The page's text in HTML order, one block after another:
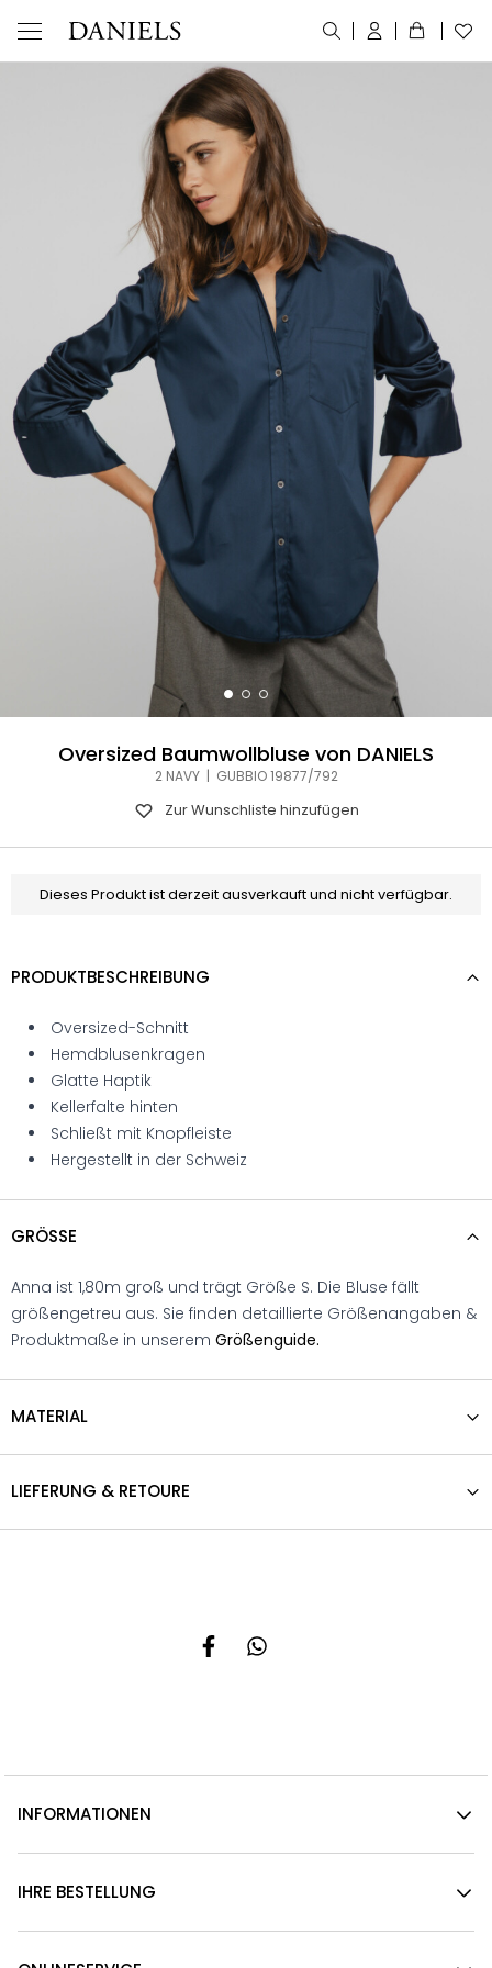
Oversized Baumwollbluse von DANIELS
2 NAVY | GUBBIO 19877/792
Zur Wunschliste hinzufügen
Dieses Produkt ist derzeit ausverkauft und nicht verfügbar.
PRODUKTBESCHREIBUNG
Oversized-Schnitt
Hemdblusenkragen
Glatte Haptik
Kellerfalte hinten
Schließt mit Knopfleiste
Hergestellt in der Schweiz
GRÖSSE
Anna ist 1,80m groß und trägt Größe S. Die Bluse fällt
größengetreu aus. Sie finden detaillierte Größenangaben &
Produktmaße in unserem Größenguide.
MATERIAL
LIEFERUNG & RETOURE
INFORMATIONEN
IHRE BESTELLUNG